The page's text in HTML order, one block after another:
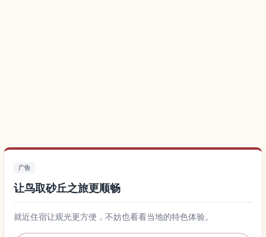
广告
让鸟取砂丘之旅更顺畅
就近住宿让观光更方便，不妨也看看当地的特色体验。